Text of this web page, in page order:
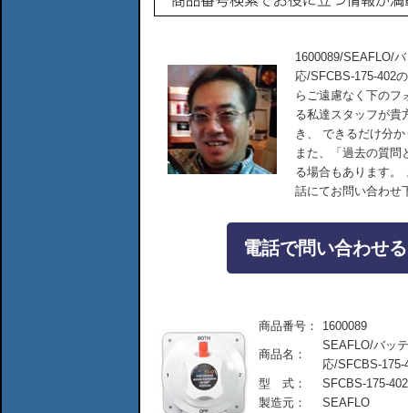
1600089/SEAFLO/
応/SFCBS-175-402
らご遠慮なく下のフ
る私達スタッフが貴
き、 できるだけ分
また、「過去の質問
る場合もあります。
話にてお問い合わせ
電話で問い合わせ
商品番号： 1600089
商品名：
SEAFLO/バッ
応/SFCBS-175-
型 式：
SFCBS-175-402
製造元：
SEAFLO